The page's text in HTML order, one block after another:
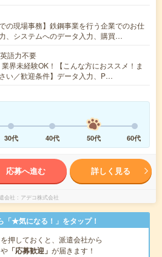
の現場事務】鉄鋼事業を行う企業でのお仕
、システムへのデータ入力、購買…
語力不要
界未経験OK！【こんな方におススメ！ま
い／歓迎条件】データ入力、P…
30代 40代 50代 60代
応募へ進む 詳しく見る
会社 アデコ株式会社
「★気になる！」をタップ！
を押しておくと、派遣会社から
や 「応募歓迎」 が届きます！